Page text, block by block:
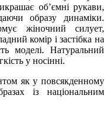
об’ємні рукави,
образу динаміки.
жіночний силует,
комір і застібка на
моделі. Натуральний
у носінні.
як у повсякденному
із національним